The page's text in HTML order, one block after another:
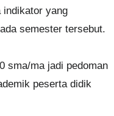
indikator yang
semester tersebut.
sma/ma jadi pedoman
peserta didik